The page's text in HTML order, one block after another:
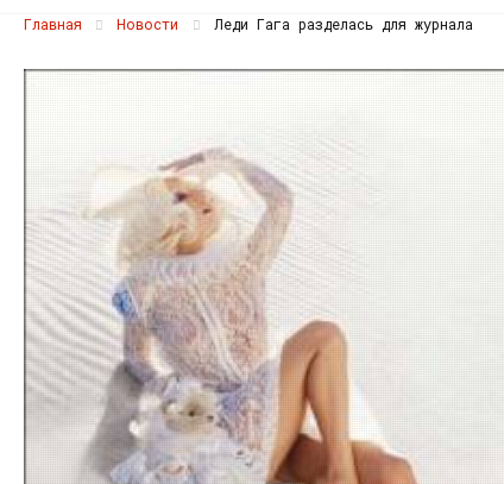
Главная Новости Леди Гага разделась для журнала